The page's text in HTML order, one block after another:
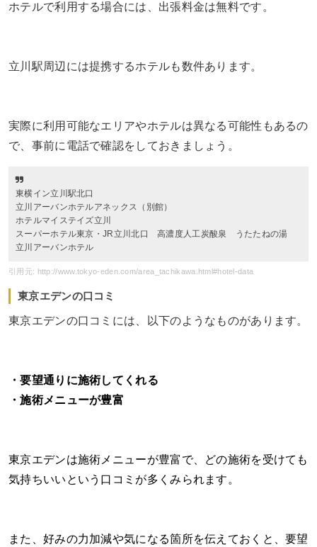
ホテルで利用する場合には、出張料金は無料です。
立川駅周辺には提携するホテルも数件あります。
実際に利用可能なエリアやホテルは異なる可能性もあるの
で、事前に電話で確認をしておきましょう。
東横イン立川駅北口
立川アーバンホテルアネックス（別館）
ホテルマイステイズ立川
スーパーホテル東京・JR立川北口 高濃度人工炭酸泉 うたたねの湯
立川アーバンホテル
引用元: http://www.tokyo-eden.com/area_tachikawa.html#hotel-data
東京エデンの口コミ
東京エデンの口コミには、以下のようなものがあります。
・要望通りに施術してくれる
・施術メニューが豊富
東京エデンは施術メニューが豊富で、どの施術を受けても
気持ちいいという口コミが多くみられます。
また、好みの力加減や気になる箇所を伝えておくと、要望